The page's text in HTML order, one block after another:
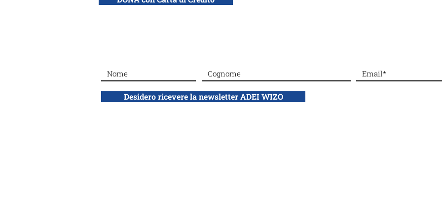
Buon compleanno a Rosa
Ginossar
Da Ginevra al mondo si alza
la voce sul silenzio
Desidero ricevere la newsletter ADEI WIZO